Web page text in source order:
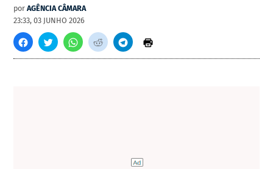
por AGÊNCIA CÂMARA
23:33, 03 JUNHO 2026